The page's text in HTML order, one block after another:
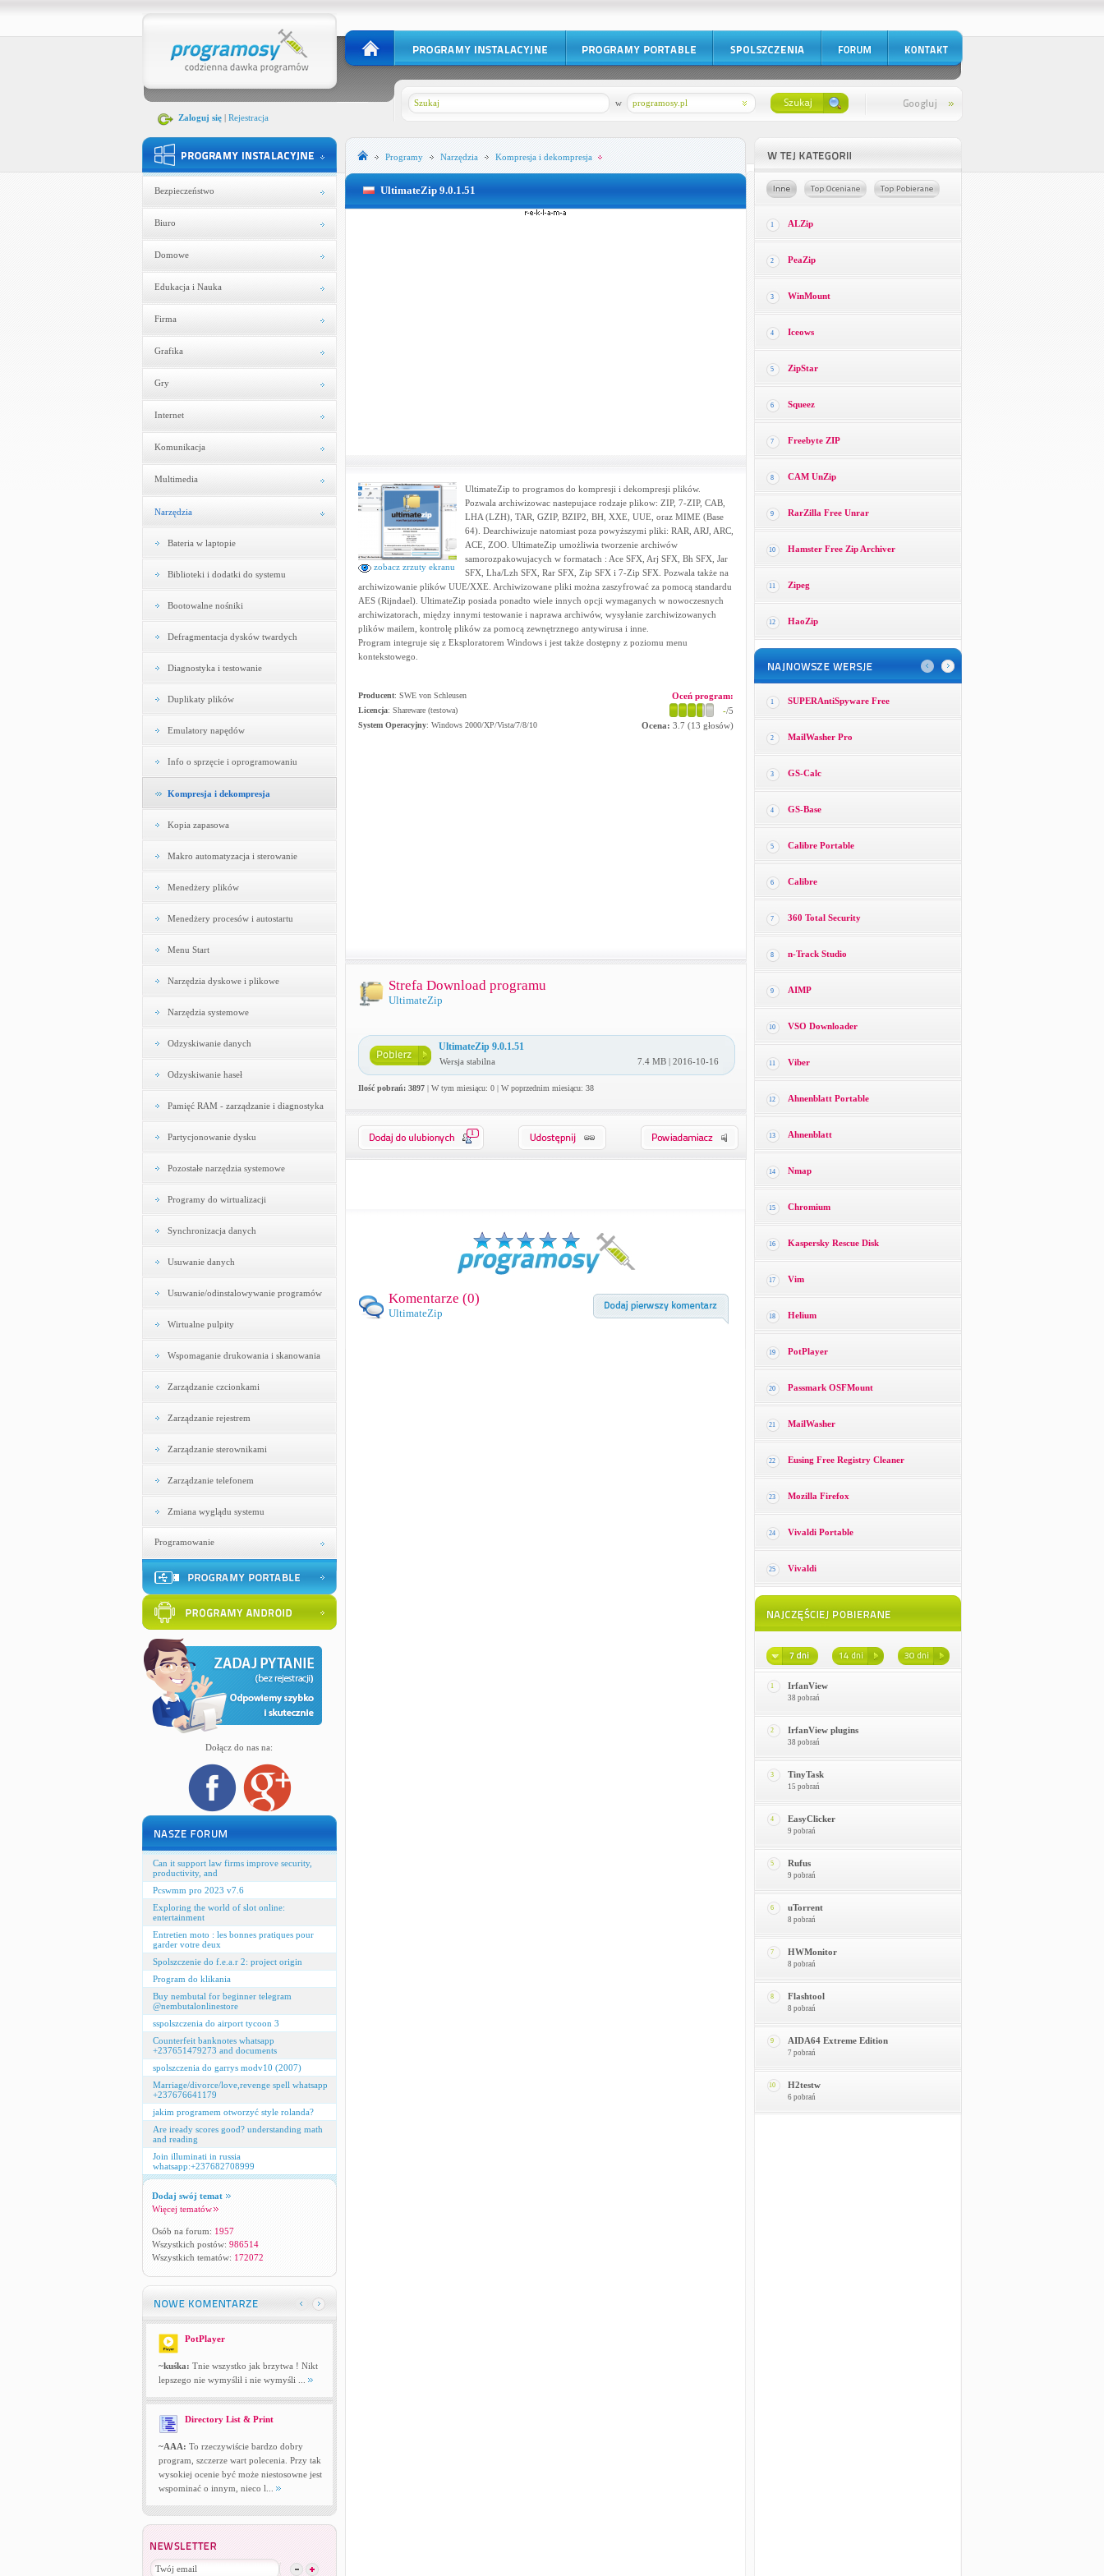
Zaloguj się| Rejestracja
programosy.pl
w
Bezpieczeństwo
Biuro
Domowe
Edukacja i Nauka
Firma
Grafika
Gry
Internet
Komunikacja
Multimedia
Narzędzia
Bateria w laptopie
Biblioteki i dodatki do systemu
Bootowalne nośniki
Defragmentacja dysków twardych
Diagnostyka i testowanie
Duplikaty plików
Emulatory napędów
Info o sprzęcie i oprogramowaniu
Kompresja i dekompresja
Kopia zapasowa
Makro automatyzacja i sterowanie
Menedżery plików
Menedżery procesów i autostartu
Menu Start
Narzędzia dyskowe i plikowe
Narzędzia systemowe
Odzyskiwanie danych
Odzyskiwanie haseł
Pamięć RAM - zarządzanie i diagnostyka
Partycjonowanie dysku
Pozostałe narzędzia systemowe
Programy do wirtualizacji
Synchronizacja danych
Usuwanie danych
Usuwanie/odinstalowywanie programów
Wirtualne pulpity
Wspomaganie drukowania i skanowania
Zarządzanie czcionkami
Zarządzanie rejestrem
Zarządzanie sterownikami
Zarządzanie telefonem
Zmiana wyglądu systemu
Programowanie
Dołącz do nas na:
Can it support law firms improve security,
productivity, and
Pcswmm pro 2023 v7.6
Exploring the world of slot online:
entertainment
Entretien moto : les bonnes pratiques pour
garder votre deux
Spolszczenie do f.e.a.r 2: project origin
Program do klikania
Buy nembutal for beginner telegram
@nembutalonlinestore
sspolszczenia do airport tycoon 3
Counterfeit banknotes whatsapp
+237651479273 and documents
spolszczenia do garrys modv10 (2007)
Marriage/divorce/love,revenge spell whatsapp
+237676641179
jakim programem otworzyć style rolanda?
Are iready scores good? understanding math
and reading
Join illuminati in russia
whatsapp:+237682708999
Dodaj swój temat
Więcej tematów
Osób na forum: 1957
Wszystkich postów: 986514
Wszystkich tematów: 172072
PotPlayer
~kuśka: Tnie wszystko jak brzytwa ! Nikt
lepszego nie wymyślił i nie wymyśli ...
Directory List & Print
~AAA: To rzeczywiście bardzo dobry
program, szczerze wart polecenia. Przy tak
wysokiej ocenie być może niestosowne jest
wspominać o innym, nieco l...
Programy Narzędzia Kompresja i dekompresja
UltimateZip 9.0.1.51
zobacz zrzuty ekranu
UltimateZip to programos do kompresji i dekompresji plików.
Pozwala archiwizowac nastepujace rodzaje plikow: ZIP, 7-ZIP, CAB,
LHA (LZH), TAR, GZIP, BZIP2, BH, XXE, UUE, oraz MIME (Base
64). Dearchiwizuje natomiast poza powyższymi pliki: RAR, ARJ, ARC,
ACE, ZOO. UltimateZip umożliwia tworzenie archiwów
samorozpakowujacych w formatach : Ace SFX, Arj SFX, Bh SFX, Jar
SFX, Lha/Lzh SFX, Rar SFX, Zip SFX i 7-Zip SFX. Pozwala także na
archiwizowanie plików UUE/XXE. Archiwizowane pliki można zaszyfrować za pomocą standardu
AES (Rijndael). UltimateZip posiada ponadto wiele innych opcji wymaganych w nowoczesnych
archiwizatorach, między innymi testowanie i naprawa archiwów, wysyłanie zarchiwizowanych
plików mailem, kontrolę plików za pomocą zewnętrznego antywirusa i inne.
Program integruje się z Eksploratorem Windows i jest także dostępny z poziomu menu
kontekstowego.
Producent: SWE von Schleusen
Licencja: Shareware (testowa)
System Operacyjny: Windows 2000/XP/Vista/7/8/10
Oceń program:
-/5
Ocena: 3.7 (13 głosów)
Strefa Download programu
UltimateZip
UltimateZip 9.0.1.51
Wersja stabilna 7.4 MB | 2016-10-16
Ilość pobrań: 3897| W tym miesiącu: 0 | W poprzednim miesiącu: 38
1
Komentarze (0)
UltimateZip
1 ALZip
2 PeaZip
3 WinMount
4 Iceows
5 ZipStar
6 Squeez
7 Freebyte ZIP
8 CAM UnZip
9 RarZilla Free Unrar
10 Hamster Free Zip Archiver
11 Zipeg
12 HaoZip
1 SUPERAntiSpyware Free
2 MailWasher Pro
3 GS-Calc
4 GS-Base
5 Calibre Portable
6 Calibre
7 360 Total Security
8 n-Track Studio
9 AIMP
10 VSO Downloader
11 Viber
12 Ahnenblatt Portable
13 Ahnenblatt
14 Nmap
15 Chromium
16 Kaspersky Rescue Disk
17 Vim
18 Helium
19 PotPlayer
20 Passmark OSFMount
21 MailWasher
22 Eusing Free Registry Cleaner
23 Mozilla Firefox
24 Vivaldi Portable
25 Vivaldi
1 IrfanView
38 pobrań
2 IrfanView plugins
38 pobrań
3 TinyTask
15 pobrań
4 EasyClicker
9 pobrań
5 Rufus
9 pobrań
6 uTorrent
8 pobrań
7 HWMonitor
8 pobrań
8 Flashtool
8 pobrań
9 AIDA64 Extreme Edition
7 pobrań
10 H2testw
6 pobrań